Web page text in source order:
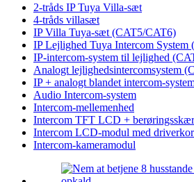
2-tråds IP Tuya Villa-sæt
4-tråds villasæt
IP Villa Tuya-sæt (CAT5/CAT6)
IP Lejlighed Tuya Intercom
IP-intercom-system til lejlighed
Analogt lejlighedsintercomsystem
IP + analogt blandet intercom-
Audio Intercom-system
Intercom-mellemenhed
Intercom TFT LCD +
Intercom LCD-modul med
Intercom-kameramodul